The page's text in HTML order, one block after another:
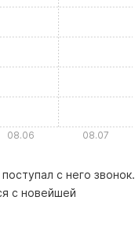
08.06 08.07
с него звонок.
с новейшей